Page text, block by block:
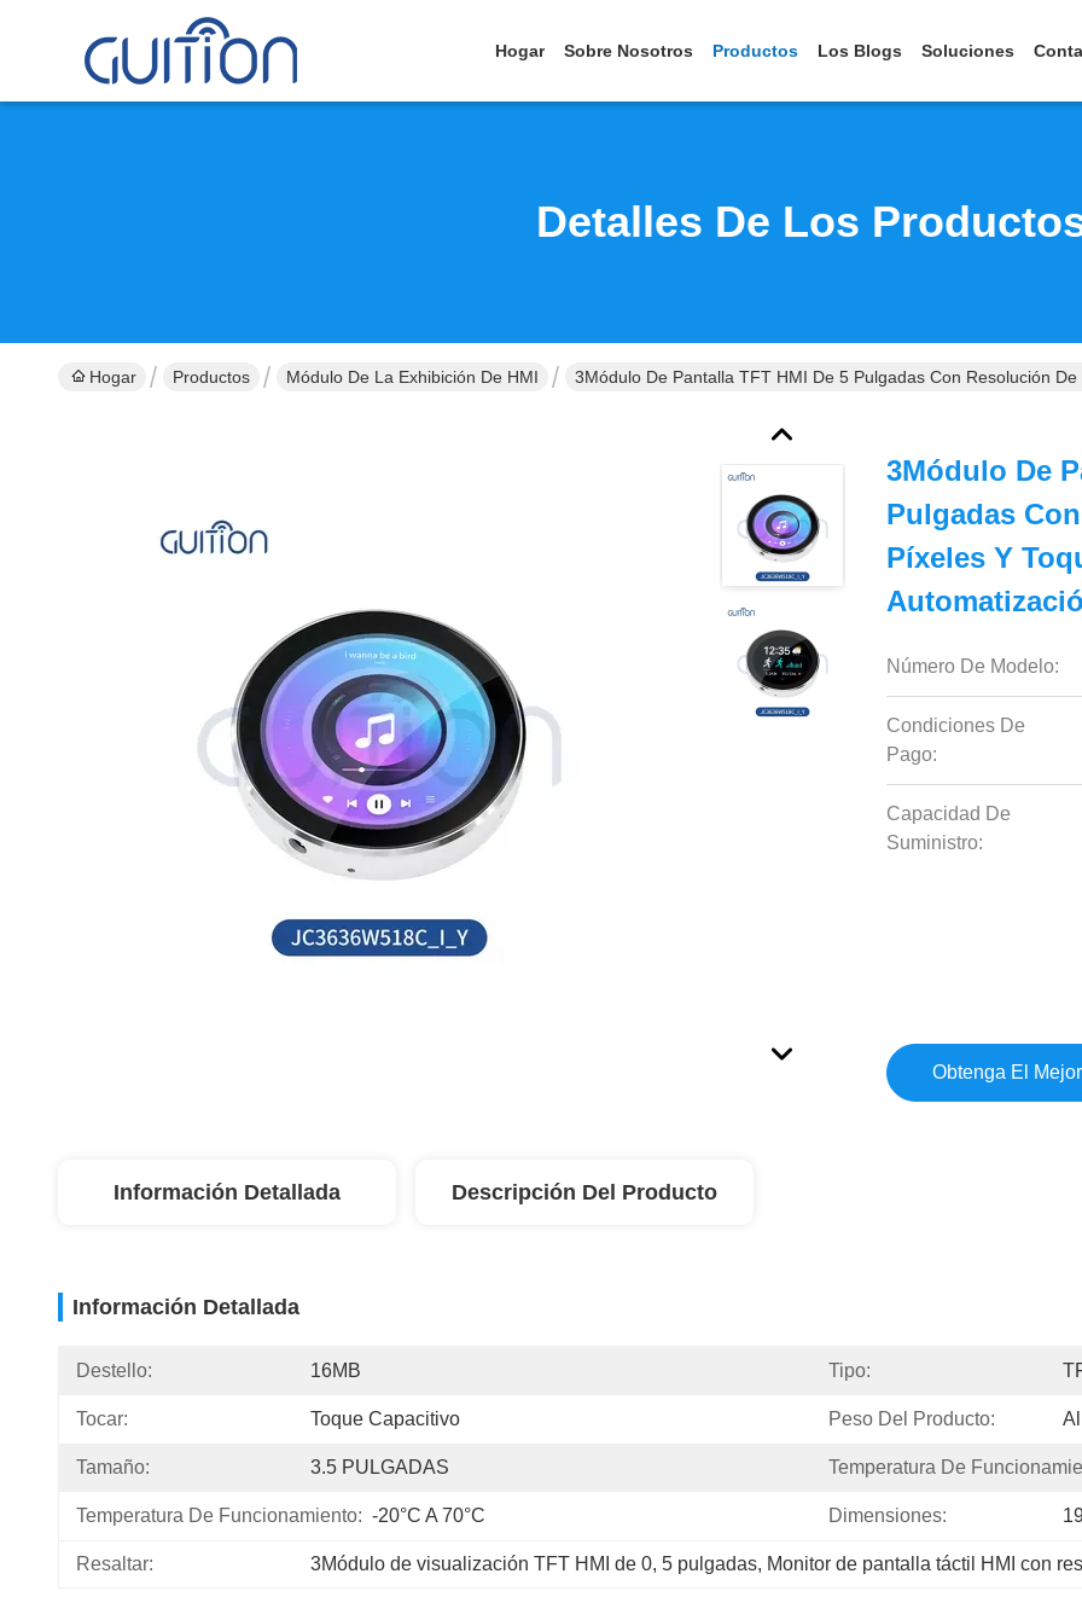
Hogar Sobre Nosotros Productos Los Blogs Soluciones
Detalles De Los
Hogar Productos Módulo De La Exhibición De HMI 3Módulo De Pantalla TFT HMI De 5 Pulgadas Con Resolución
3Módulo De
Pulgadas
Píxeles Y
Número De Modelo:
Condiciones De
Pago:
Capacidad De
Suministro:
Obtenga El
Información Detallada Descripción Del Producto
Información Detallada
Destello: 16MB Tipo:
Tocar: Toque Capacitivo Peso Del Producto:
Tamaño: 3.5 PULGADAS Temperatura De
Temperatura De Funcionamiento: -20°C A 70°C Dimensiones:
Resaltar: 3Módulo de visualización TFT HMI de 0, 5 pulgadas, Monitor de pantalla táctil HMI con